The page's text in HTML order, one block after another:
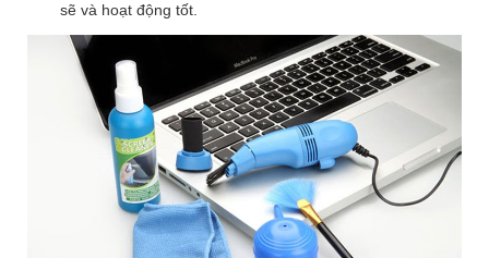
sẽ và hoạt động tốt.